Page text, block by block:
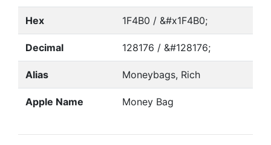
Hex 1F4B0 / &#x1F4B0;
Decimal 128176 / &#128176;
Alias Moneybags, Rich
Apple Name Money Bag